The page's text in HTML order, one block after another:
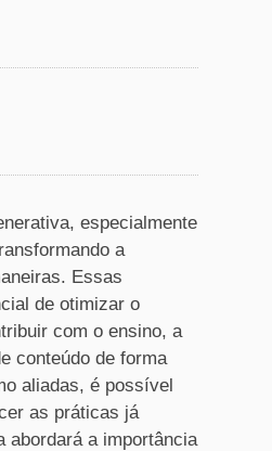
especialmente
a
Essas
de otimizar o
com o ensino, a
conteúdo de forma
aliadas, é possível
as práticas já
abordará a importância